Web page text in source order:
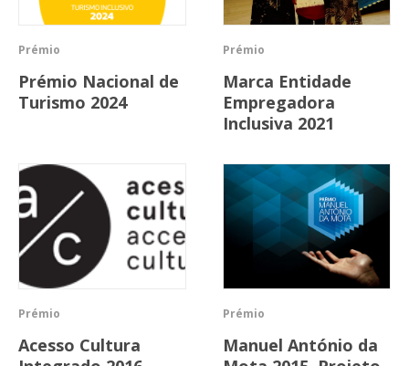
Prémio
Prémio Nacional de
Turismo 2024
Prémio
Marca Entidade
Empregadora
Inclusiva 2021
Prémio
Acesso Cultura
Prémio
Manuel António da